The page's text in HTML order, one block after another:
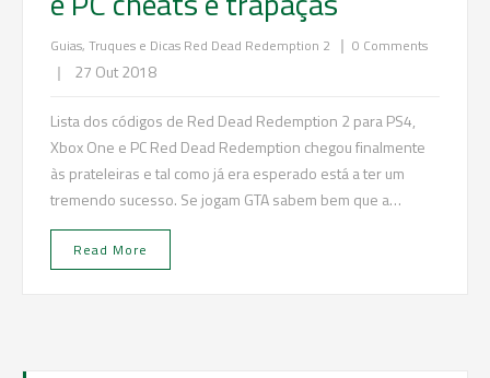
Guias, Truques e Dicas Red Dead Redemption 2 | 0 Comments
| 27 Out 2018
Lista dos códigos de Red Dead Redemption 2 para PS4,
Xbox One e PC Red Dead Redemption chegou finalmente
às prateleiras e tal como já era esperado está a ter um
tremendo sucesso. Se jogam GTA sabem bem que a…
Read More